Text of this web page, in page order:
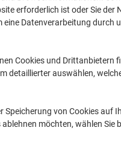
1Stück CHF 50.75
CHF 47.45 -
Menge
erforderlich ist oder Sie der
eine Datenverarbeitung durch
Cookies und Drittanbietern
detaillierter auswählen,
Speicherung von Cookies auf
möchten, wählen Sie